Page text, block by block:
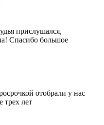
прислушался,
Спасибо большое
отобрали у нас
трех лет